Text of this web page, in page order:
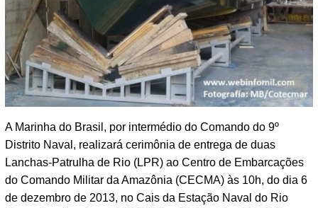
A Marinha do Brasil, por intermédio do Comando do 9º
Distrito Naval, realizará cerimônia de entrega de duas
Lanchas-Patrulha de Rio (LPR) ao Centro de Embarcações
do Comando Militar da Amazônia (CECMA) às 10h, do dia 6
de dezembro de 2013, no Cais da Estação Naval do Rio